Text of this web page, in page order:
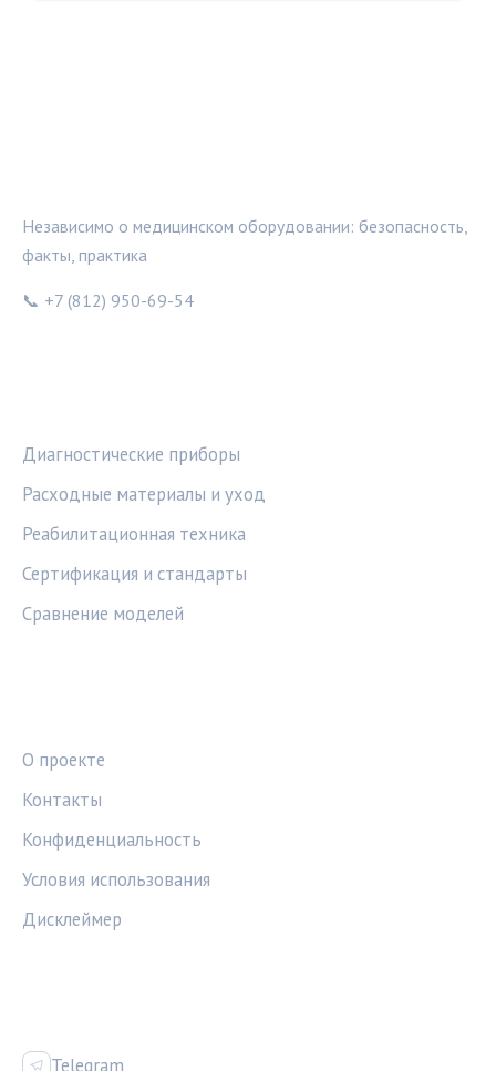
Независимо о медицинском оборудовании: безопасность,
факты, практика
📞 +7 (812) 950-69-54
Диагностические приборы
Расходные материалы и уход
Реабилитационная техника
Сертификация и стандарты
Сравнение моделей
О проекте
Контакты
Конфиденциальность
Условия использования
Дисклеймер
Telegram